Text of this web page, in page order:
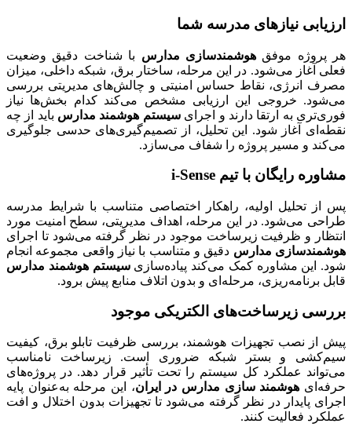
ارزیابی نیازهای مدرسه شما
هر پروژه موفقهوشمندسازی مدارس با شناخت دقیق وضعیت
فعلی آغاز می‌شود. در این مرحله، ساختار برق، شبکه داخلی، میزان
مصرف انرژی، نقاط حساس امنیتی و چالش‌های مدیریتی بررسی
می‌شود. خروجی این ارزیابی مشخص می‌کند کدام بخش‌ها نیاز
فوری‌تری به ارتقا دارند و اجرایسیستم هوشمند مدارس باید از چه
نقطه‌ای آغاز شود. این تحلیل، از تصمیم‌گیری‌های حدسی جلوگیری
می‌کند و مسیر پروژه را شفاف می‌سازد.
مشاوره رایگان با تیم i-Sense
پس از تحلیل اولیه، راهکار اختصاصی متناسب با شرایط مدرسه
طراحی می‌شود. در این مرحله، اهداف مدیریتی، سطح امنیت مورد
انتظار و ظرفیت زیرساخت موجود در نظر گرفته می‌شود تا اجرای
هوشمندسازی مدارس دقیق و متناسب با نیاز واقعی مجموعه انجام
شود. این مشاوره کمک می‌کند پیاده‌سازیسیستم هوشمند مدارس
قابل برنامه‌ریزی، مرحله‌ای و بدون اتلاف منابع پیش برود.
بررسی زیرساخت‌های الکتریکی موجود
پیش از نصب تجهیزات هوشمند، بررسی ظرفیت تابلو برق، کیفیت
سیم‌کشی و بستر شبکه ضروری است. زیرساخت نامناسب
می‌تواند عملکرد کل سیستم را تحت تأثیر قرار دهد. در پروژه‌های
حرفه‌ای هوشمند سازی مدارس در ایران، این مرحله به‌عنوان پایه
اجرای پایدار در نظر گرفته می‌شود تا تجهیزات بدون اختلال و افت
عملکرد فعالیت کنند.